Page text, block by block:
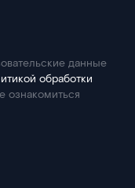
данные
обработки
ознакомиться